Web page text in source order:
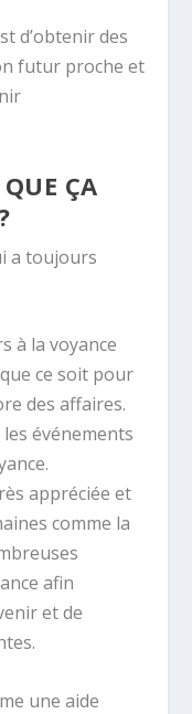
d’obtenir des
futur proche et
ÇA
a toujours
à la voyance
ce soit pour
des affaires.
événements
appréciée et
comme la
afin
et de
une aide